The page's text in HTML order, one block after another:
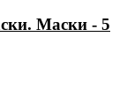
Маски - 5